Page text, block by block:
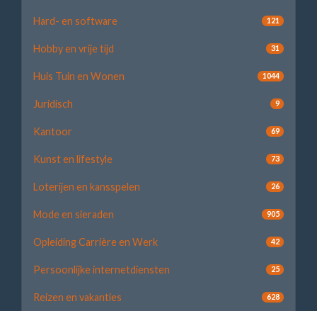
Hard- en software 121
Hobby en vrije tijd 31
Huis Tuin en Wonen 1044
Juridisch 9
Kantoor 69
Kunst en lifestyle 73
Loterijen en kansspelen 26
Mode en sieraden 905
Opleiding Carrière en Werk 42
Persoonlijke internetdiensten 25
Reizen en vakanties 628